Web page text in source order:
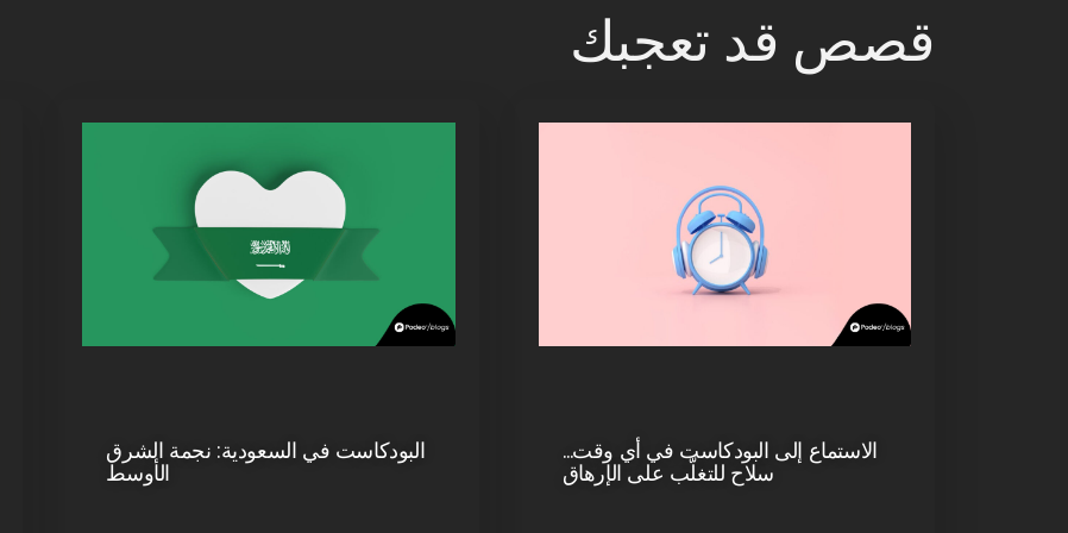
قصص قد تعجبك
الاستماع إلى البودكاست في أي وقت…
سلاح للتغلّب على الإرهاق
البودكاست في السعودية: نجمة الشرق
الأوسط